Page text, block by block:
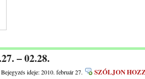
– 02.28.
Bejegyzés ideje: 2010. február 27. SZÓLJON